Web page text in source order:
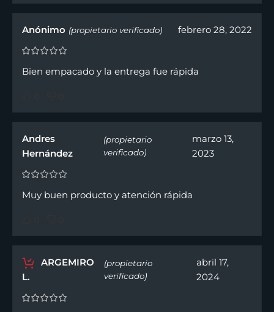
Anónimo (propietario verificado) febrero 28, 2022
Bien empacado y la entrega fue rápida
Andres
Hernández
(propietario
verificado)
marzo 13,
2023
Muy buen producto y atención rápida
ARGEMIRO
L.
(propietario
verificado)
abril 17,
2024